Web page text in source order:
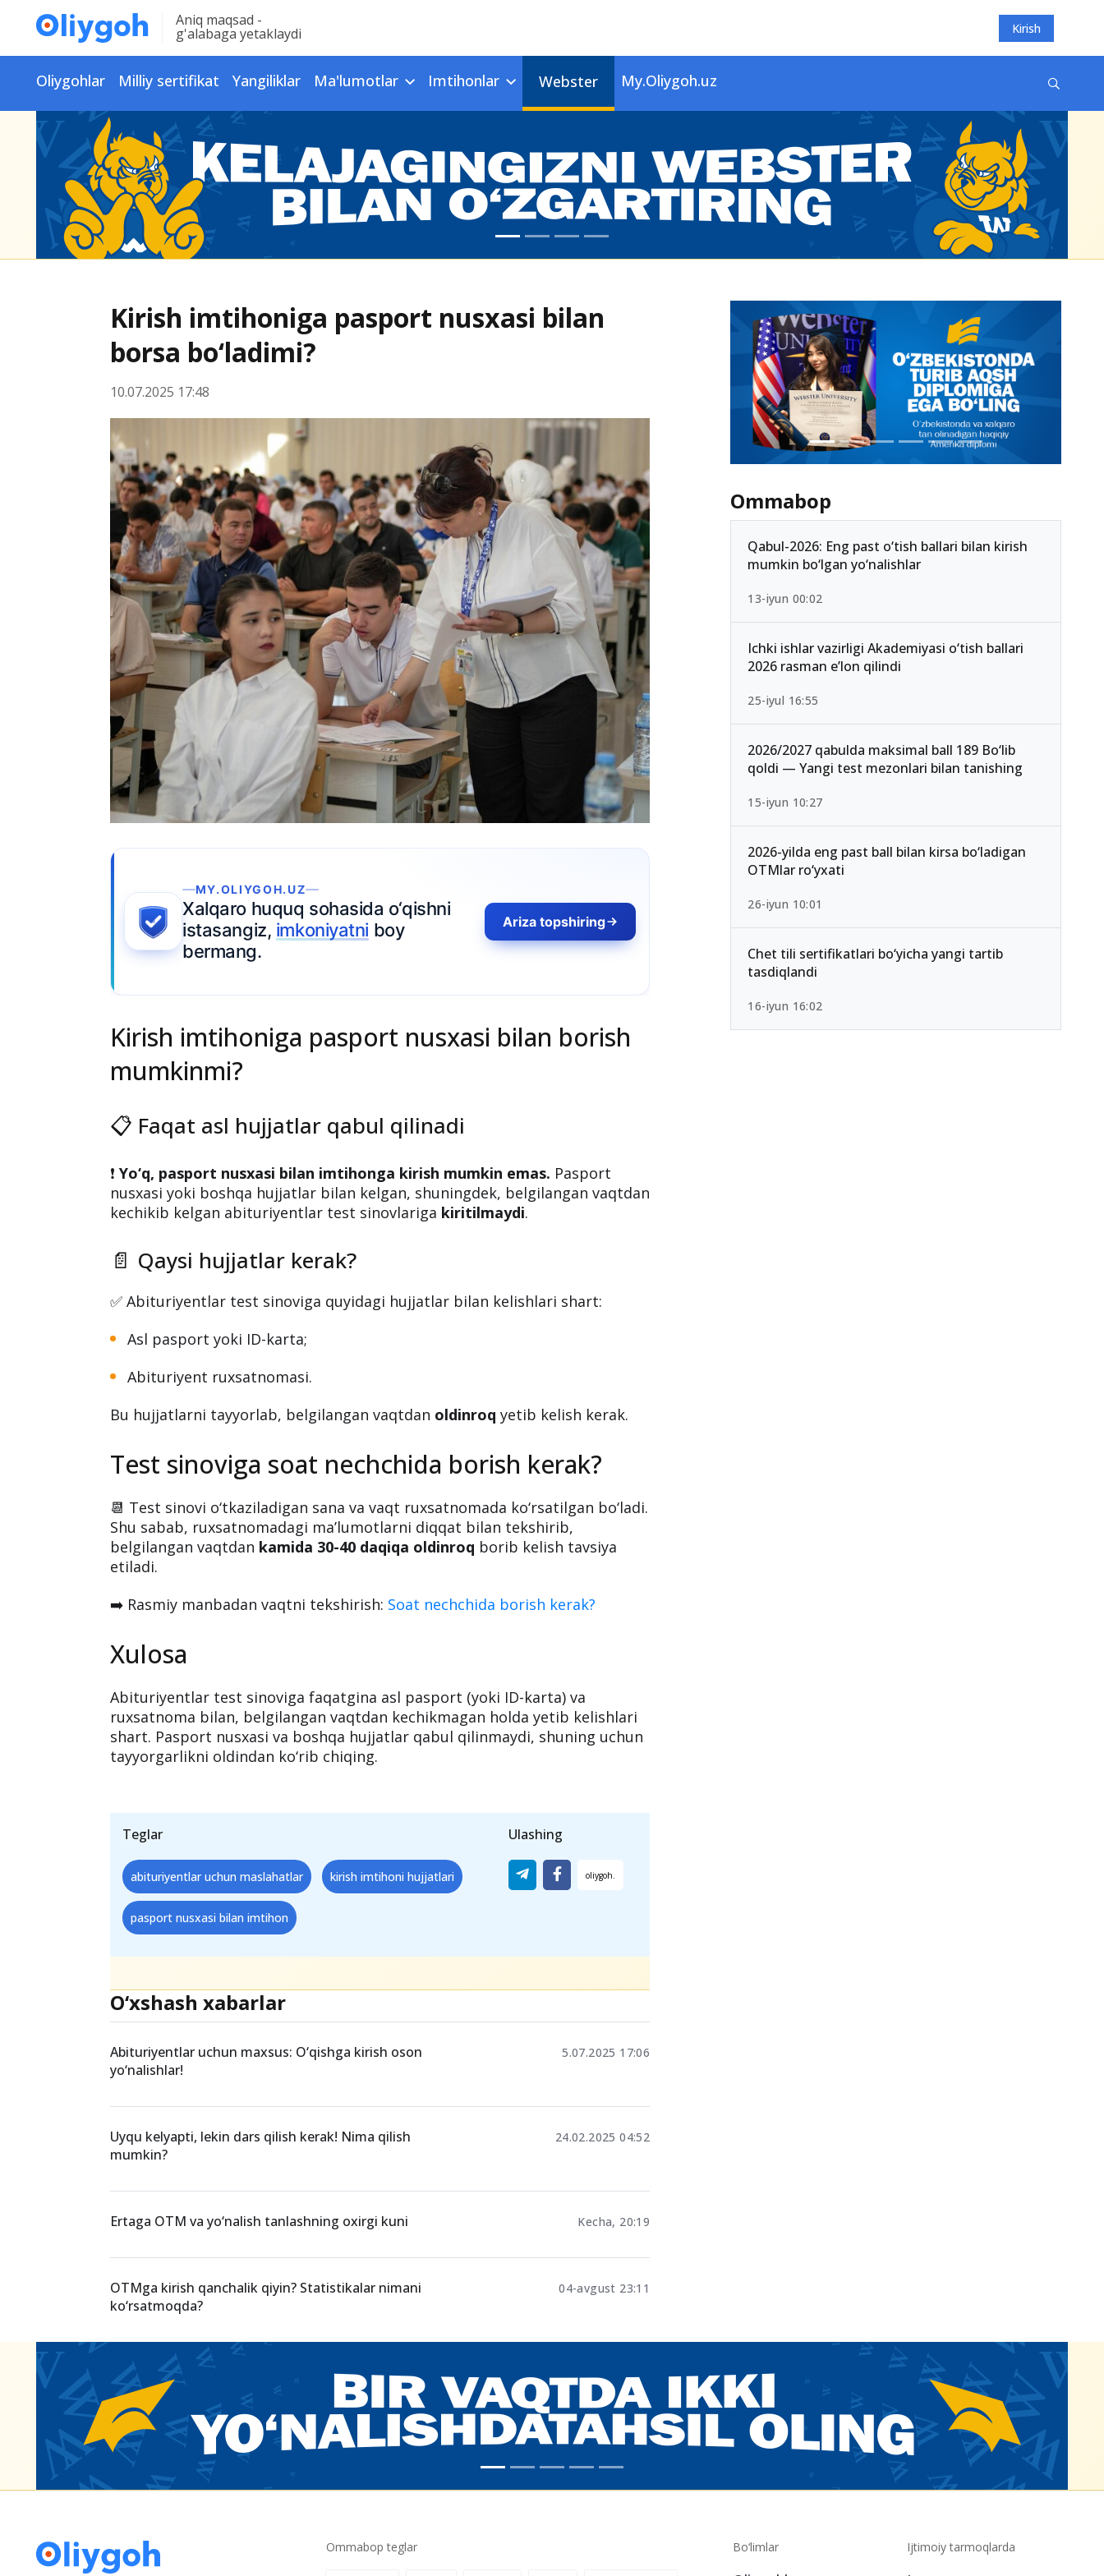
Aniq maqsad -
g'alabaga yetaklaydi Kirish
Oliygohlar Milliy sertifikat Yangiliklar Ma'lumotlar Imtihonlar Webster My.Oliygoh.uz
Kirish imtihoniga pasport nusxasi bilan
borsa bo‘ladimi?
10.07.2025 17:48
Ariza topshiring
mumkinmi?
📋 Faqat asl hujjatlar qabul qilinadi
Yo‘q, pasport nusxasi bilan imtihonga kirish mumkin emas.
Pasport
nusxasi yoki boshqa hujjatlar bilan kelgan, shuningdek, belgilangan vaqtdan
kechikib kelgan abituriyentlar test sinovlariga
📄 Qaysi hujjatlar kerak?
✅ Abituriyentlar test sinoviga quyidagi hujjatlar bilan kelishlari shart:
Asl pasport yoki ID-karta;
Bu hujjatlarni tayyorlab, belgilangan vaqtdanoldinroqyetib kelish kerak.
Test sinoviga soat nechchida borish kerak?
Shu sabab, ruxsatnomadagi ma’lumotlarni diqqat bilan tekshirib,
belgilangan vaqtdan
➡️ Rasmiy manbadan vaqtni tekshirish: Soat nechchida borish kerak?
Xulosa
ruxsatnoma bilan, belgilangan vaqtdan kechikmagan holda yetib kelishlari
shart. Pasport nusxasi va boshqa hujjatlar qabul qilinmaydi, shuning uchun
tayyorgarlikni oldindan ko‘rib chiqing.
abituriyentlar uchun maslahatlar kirish imtihoni hujjatlari
Ulashing
yo‘nalishlar!
Uyqu kelyapti, lekin dars qilish kerak! Nima qilish
24.02.2025 04:52
Ertaga OTM va yo‘nalish tanlashning oxirgi kuni Kecha, 20:19
OTMga kirish qanchalik qiyin? Statistikalar nimani
ko‘rsatmoqda?
04-avgust 23:11
Ommabop
Qabul-2026: Eng past o‘tish ballari bilan kirish
mumkin bo‘lgan yo‘nalishlar
13-iyun 00:02
Ichki ishlar vazirligi Akademiyasi o‘tish ballari
2026 rasman e’lon qilindi
25-iyul 16:55
2026/2027 qabulda maksimal ball 189 Bo‘lib
qoldi — Yangi test mezonlari bilan tanishing
15-iyun 10:27
2026-yilda eng past ball bilan kirsa bo‘ladigan
OTMlar ro‘yxati
26-iyun 10:01
Chet tili sertifikatlari bo‘yicha yangi tartib
tasdiqlandi
16-iyun 16:02